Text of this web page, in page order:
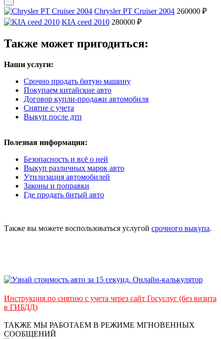
Chrysler PT Cruiser 2004 260000 ₽
KIA ceed 2010 280000 ₽
Также может пригодиться:
Наши услуги:
Срочно продать битую машину
Покупаем китайские авто
Договор купли-продажи автомобиля
Снятие с учета
Выкуп после дтп
Полезная информация:
Безопасность и всё о ней
Выкуп различных марок авто
Утилизация автомобилей
Законы и поправки
Где продать битый авто
Также вы можете воспользоваться услугой срочного выкупа.
Инструкция по снятию с учета через сайт Госуслуг (без визита
в ГИБДД)
ТАКЖЕ МЫ РАБОТАЕМ В РЕЖИМЕ МГНОВЕННЫХ
СООБЩЕНИЙ